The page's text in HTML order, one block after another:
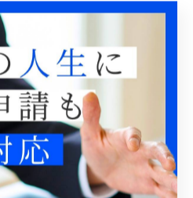
直前の予約が取りづらいこ
場合や家族で来庁する場合
うかを事前に確認しましょ
る質問」や公式案内に目を
しておくと当日のトラブルを